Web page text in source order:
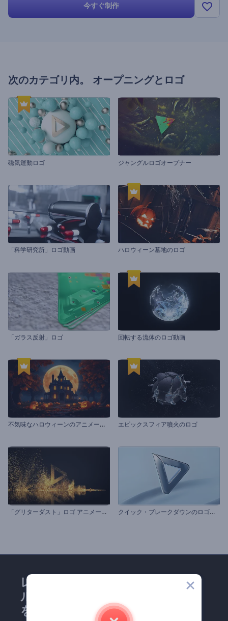
今すぐ制作
次のカテゴリ内。 オープニングとロゴ
磁気運動ロゴ ジャングルロゴオープナー
「科学研究所」ロゴ動画 ハロウィーン墓地のロゴ
「ガラス反射」ロゴ 回転する流体のロゴ動画
不
気味なハロウィーンのアニメーション エピックスフィア噴火のロゴ
「
グリターダスト」ロゴ アニメーション ク
イック・ブレークダウンのロゴ動画
レンダーフォレストのメー
ルマガジンにどうかご登録
を！